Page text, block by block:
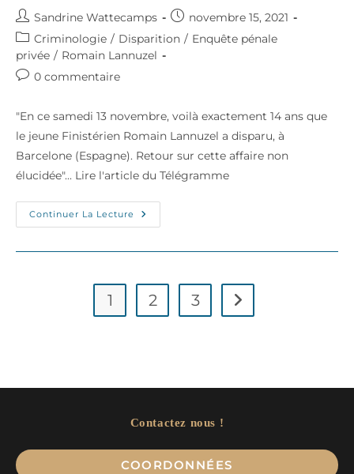
Auteur/autrice
de
publication :
Sandrine Wattecamps
Publication
publiée :
novembre 15, 2021
Post
category:
Criminologie / Disparition / Enquête pénale
privée / Romain Lannuzel
Commentaires
0 commentaire
"En ce samedi 13 novembre, voilà exactement 14 ans que
le jeune Finistérien Romain Lannuzel a disparu, à
Barcelone (Espagne). Retour sur cette affaire non
élucidée"... Lire l'article du Télégramme
Continuer La Lecture Le
Télégramme
Ces
Bretons
Non
Élucidées
1 2 3 Aller à la page
Contactez nous !
COORDONNÉES